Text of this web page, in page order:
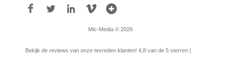
Mic-Media © 2026
Bekijk de reviews van onze tevreden klanten! 4,8 van de 5 sterren |